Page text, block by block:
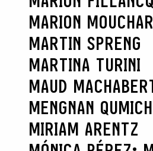
MARION
MARTIN SPRENG
MARTINA TURINI
MAUD
MENGNAN QU
MIRIAM ARENTZ